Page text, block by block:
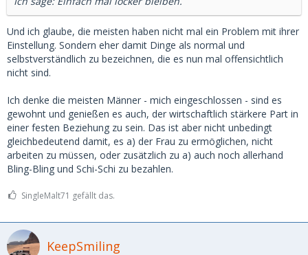
Und ich glaube, die meisten haben nicht mal ein Problem mit ihrer
Einstellung. Sondern eher damit Dinge als normal und
selbstverständlich zu bezeichnen, die es nun mal offensichtlich
nicht sind.
Ich denke die meisten Männer - mich eingeschlossen - sind es
gewohnt und genießen es auch, der wirtschaftlich stärkere Part in
einer festen Beziehung zu sein. Das ist aber nicht unbedingt
gleichbedeutend damit, es a) der Frau zu ermöglichen, nicht
arbeiten zu müssen, oder zusätzlich zu a) auch noch allerhand
Bling-Bling und Schi-Schi zu bezahlen.
SingleMalt71 gefällt das.
KeepSmiling